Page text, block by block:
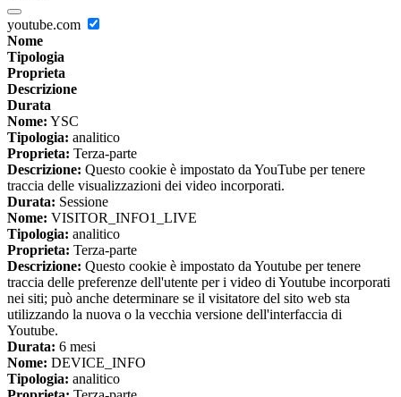
youtube.com
Nome
Tipologia
Proprieta
Descrizione
Durata
Nome: YSC
Tipologia: analitico
Proprieta: Terza-parte
Descrizione: Questo cookie è impostato da YouTube per tenere
traccia delle visualizzazioni dei video incorporati.
Durata: Sessione
Nome: VISITOR_INFO1_LIVE
Tipologia: analitico
Proprieta: Terza-parte
Descrizione: Questo cookie è impostato da Youtube per tenere
traccia delle preferenze dell'utente per i video di Youtube incorporati
nei siti; può anche determinare se il visitatore del sito web sta
utilizzando la nuova o la vecchia versione dell'interfaccia di
Youtube.
Durata: 6 mesi
Nome: DEVICE_INFO
Tipologia: analitico